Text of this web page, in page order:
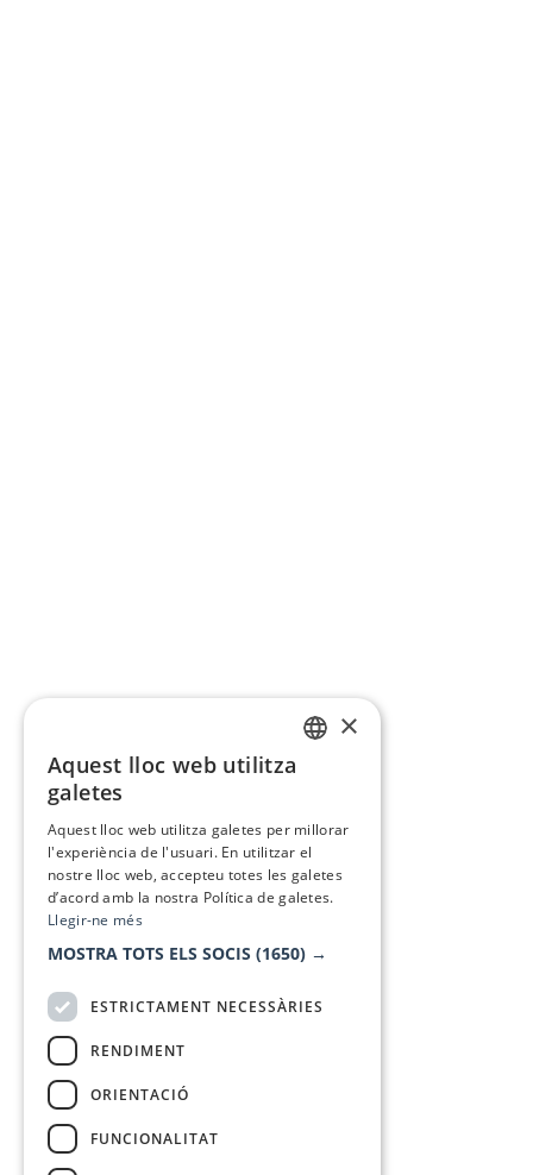
×
Aquest lloc web utilitza
galetes
Aquest lloc web utilitza galetes per millorar
l'experiència de l'usuari. En utilitzar el
nostre lloc web, accepteu totes les galetes
d’acord amb la nostra Política de galetes.
Llegir-ne més
MOSTRA TOTS ELS SOCIS (1650) →
ESTRICTAMENT NECESSÀRIES
RENDIMENT
ORIENTACIÓ
FUNCIONALITAT